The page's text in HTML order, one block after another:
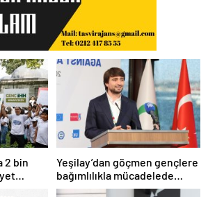
2 bin
Yeşilay’dan göçmen gençlere
bağımlılıkla mücadelede
uluslararası model